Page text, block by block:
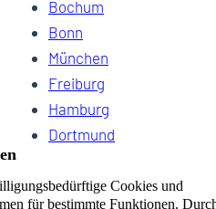
Bochum
Bonn
München
Freiburg
Hamburg
Dortmund
Kiel